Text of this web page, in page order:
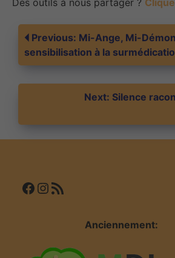
Des outils à nous partager ?
Navigation
de
Previous: Mi-Ange, Mi-
sensibilisation à la
Next: Silence
Facebook InstagramFlux RSS
Anciennement: